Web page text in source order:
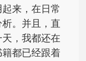
来，在日常
。并且，直
，我都还在
都已经跟着